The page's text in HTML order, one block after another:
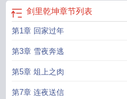
剑里乾坤章节列表
第1章 回家过年
第3章 雪夜奔逃
第5章 俎上之肉
第7章 连夜送信